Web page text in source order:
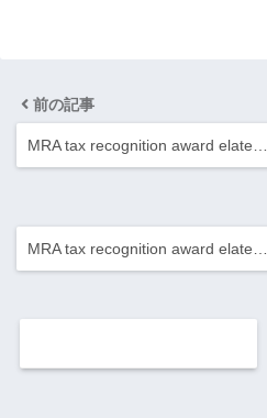
前の記事
MRA tax recognition award elate…
MRA tax recognition award elate…